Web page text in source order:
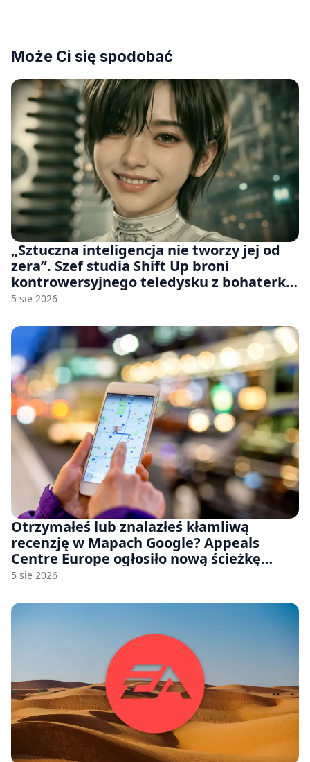
Może Ci się spodobać
„Sztuczna inteligencja nie tworzy jej od
zera”. Szef studia Shift Up broni
kontrowersyjnego teledysku z bohaterką
Stellar Blade: Blood Rain
5 sie 2026
Otrzymałeś lub znalazłeś kłamliwą
recenzję w Mapach Google? Appeals
Centre Europe ogłosiło nową ścieżkę
odwoławczą dla firm i konsumentów
5 sie 2026